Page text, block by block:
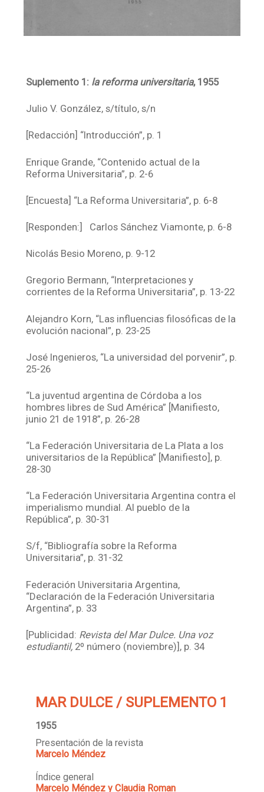
Suplemento 1: la reforma universitaria, 1955
Julio V. González, s/título, s/n
[Redacción] “Introducción”, p. 1
Enrique Grande, “Contenido actual de la
Reforma Universitaria”, p. 2-6
[Encuesta] “La Reforma Universitaria”, p. 6-8
[Responden:] Carlos Sánchez Viamonte, p. 6-8
Nicolás Besio Moreno, p. 9-12
Gregorio Bermann, “Interpretaciones y
corrientes de la Reforma Universitaria”, p. 13-22
Alejandro Korn, “Las influencias filosóficas de la
evolución nacional”, p. 23-25
José Ingenieros, “La universidad del porvenir”, p.
25-26
“La juventud argentina de Córdoba a los
hombres libres de Sud América” [Manifiesto,
junio 21 de 1918”, p. 26-28
“La Federación Universitaria de La Plata a los
universitarios de la República” [Manifiesto], p.
28-30
“La Federación Universitaria Argentina contra el
imperialismo mundial. Al pueblo de la
República”, p. 30-31
S/f, “Bibliografía sobre la Reforma
Universitaria”, p. 31-32
Federación Universitaria Argentina,
“Declaración de la Federación Universitaria
Argentina”, p. 33
[Publicidad: Revista del Mar Dulce. Una voz
estudiantil, 2º número (noviembre)], p. 34
MAR DULCE / SUPLEMENTO 1
1955
Presentación de la revista
Marcelo Méndez
Índice general
Marcelo Méndez y Claudia Roman